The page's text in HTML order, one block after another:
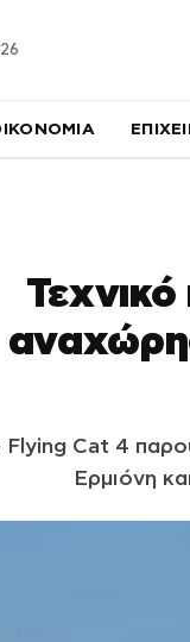
Flying Cat 4
Ερμιόνη